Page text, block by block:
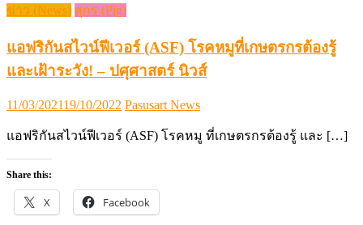
ข่าว (News) สุกร (Pig)
แอฟริกันสไวน์ฟีเวอร์ (ASF) โรคหมูที่เกษตรกรต้องรู้
และเฝ้าระวัง! – ปศุศาสตร์ นิวส์
Posted
11/03/202119/10/2022 Author
Pasusart News
แอฟริกันสไวน์ฟีเวอร์ (ASF) โรคหมู ที่เกษตรกรต้องรู้ และ […]
Share this:
X Facebook